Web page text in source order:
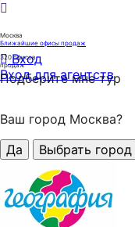
Москва
Ближайшие офисы продаж
320офисов
продаж
Вход
Вход для агентств
Подберите мне тур
Ваш город Москва?
Да
Выбрать город